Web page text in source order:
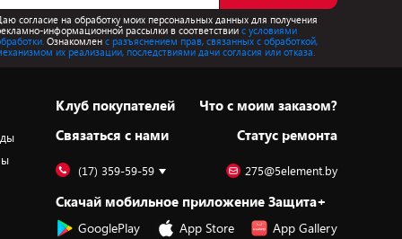
согласие на обработку моих персональных данных для получения
информационной рассылки в соответствиис условиями
Ознакомлен с разъяснением прав, связанных с обработкой,
их реализации, последствиями дачи согласия или отказа.
Клуб покупателей
Cвязаться с нами
Что с моим заказом?
Статус ремонта
(17) 359-59-59 275@5element.by
Скачай мобильное приложение Защита+
GooglePlay App Store App Gallery